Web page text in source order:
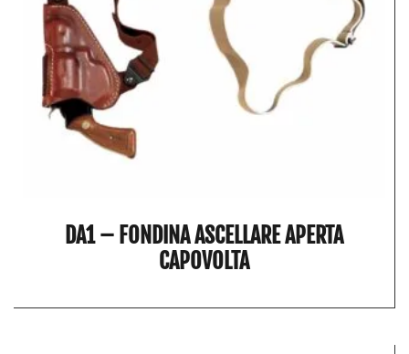
DA1 – FONDINA ASCELLARE APERTA
CAPOVOLTA